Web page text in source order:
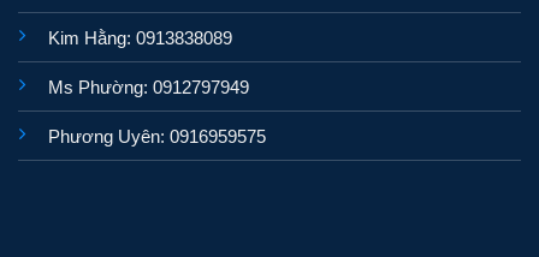
Kim Hằng: 0913838089
Ms Phường: 0912797949
Phương Uyên: 0916959575